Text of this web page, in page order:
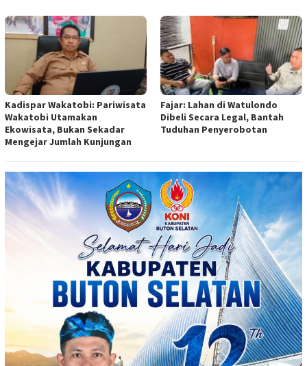
Kadispar Wakatobi: Pariwisata
Wakatobi Utamakan
Ekowisata, Bukan Sekadar
Mengejar Jumlah Kunjungan
Fajar: Lahan di Watulondo
Dibeli Secara Legal, Bantah
Tuduhan Penyerobotan